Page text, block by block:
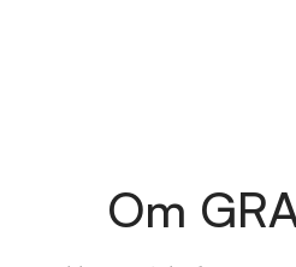
Om